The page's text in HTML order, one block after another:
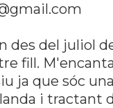
des del juliol
fill.
ja que sóc
i tractant